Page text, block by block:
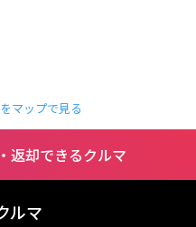
マップで見る
返却できるクルマ
ルマ